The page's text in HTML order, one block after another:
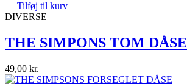
Tilføj til kurv
DIVERSE
THE SIMPONS TOM DÅSE
49,00 kr.